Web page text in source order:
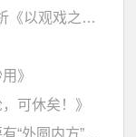
观戏人生与演戏人生作文800字赏析《以观戏之心，做演戏之事》
》
可休矣！》
庖丁解牛寓言寓意高中作文800字《要有“外圆内方”的智慧》